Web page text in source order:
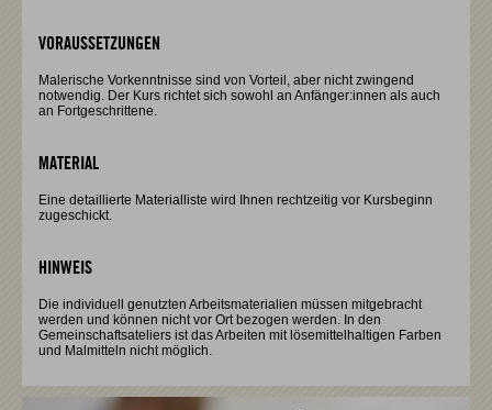
VORAUSSETZUNGEN
Malerische Vorkenntnisse sind von Vorteil, aber nicht zwingend
notwendig. Der Kurs richtet sich sowohl an Anfänger:innen als auch
an Fortgeschrittene.
MATERIAL
Eine detaillierte Materialliste wird Ihnen rechtzeitig vor Kursbeginn
zugeschickt.
HINWEIS
Die individuell genutzten Arbeitsmaterialien müssen mitgebracht
werden und können nicht vor Ort bezogen werden. In den
Gemeinschaftsateliers ist das Arbeiten mit lösemittelhaltigen Farben
und Malmitteln nicht möglich.